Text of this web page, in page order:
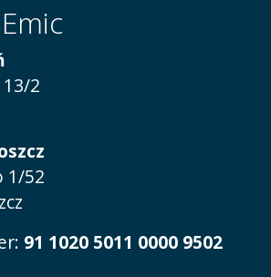
2
1/52
91 1020 5011 0000 9502